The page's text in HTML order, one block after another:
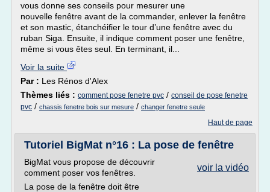
vous donne ses conseils pour mesurer une
nouvelle fenêtre avant de la commander, enlever la fenêtre
et son mastic, étanchéifier le tour d’une fenêtre avec du
ruban Siga. Ensuite, il indique comment poser une fenêtre,
même si vous êtes seul. En terminant, il...
Voir la suite
Par : Les Rénos d'Alex
Thèmes liés : comment pose fenetre pvc / conseil de pose fenetre
pvc / chassis fenetre bois sur mesure / changer fenetre seule
Haut de page
Tutoriel BigMat n°16 : La pose de fenêtre
voir la vidéo
BigMat vous propose de découvrir
comment poser vos fenêtres.
La pose de la fenêtre doit être